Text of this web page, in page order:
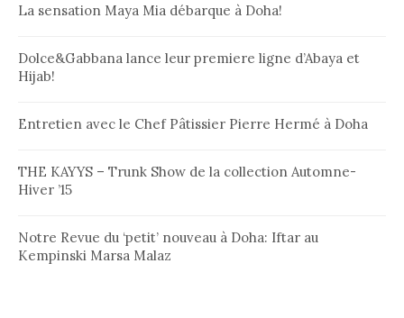
h
r
La sensation Maya Mia débarque à Doha!
Dolce&Gabbana lance leur premiere ligne d’Abaya et
Hijab!
Entretien avec le Chef Pâtissier Pierre Hermé à Doha
THE KAYYS – Trunk Show de la collection Automne-
Hiver ’15
Notre Revue du ‘petit’ nouveau à Doha: Iftar au
Kempinski Marsa Malaz